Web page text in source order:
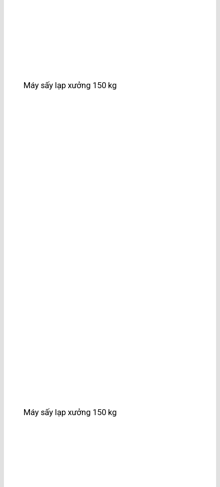
Máy sấy lạp xưởng 150 kg
Máy sấy lạp xưởng 150 kg